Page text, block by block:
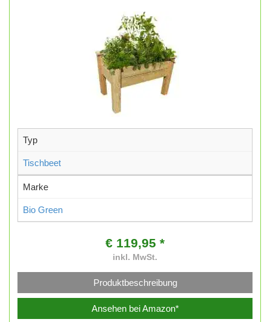
Typ
Tischbeet
Marke
Bio Green
€ 119,95 *
inkl. MwSt.
Produktbeschreibung
Ansehen bei Amazon*